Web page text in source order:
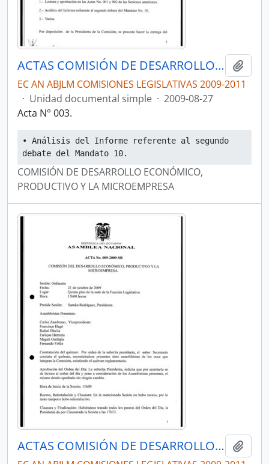
ACTAS COMISIÓN DE DESARROLLO ECONÓMICO, PRODUCTIVO Y LA MICROEMPRESA
EC AN ABJLM COMISIONES LEGISLATIVAS 2009-2011
· Unidad documental simple · 2009-08-27
Acta N° 003.
• Análisis del Informe referente al segundo
debate del Mandato 10.
COMISIÓN DE DESARROLLO ECONÓMICO,
PRODUCTIVO Y LA MICROEMPRESA
ACTAS COMISIÓN DE DESARROLLO ECONÓMICO, PRODUCTIVO Y LA MICROEMPRESA